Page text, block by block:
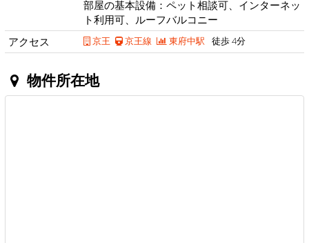
部屋の基本設備：ペット相談可、インターネッ
ト利用可、ルーフバルコニー
アクセス
京王 京王線 東府中駅 徒歩 4分
物件所在地